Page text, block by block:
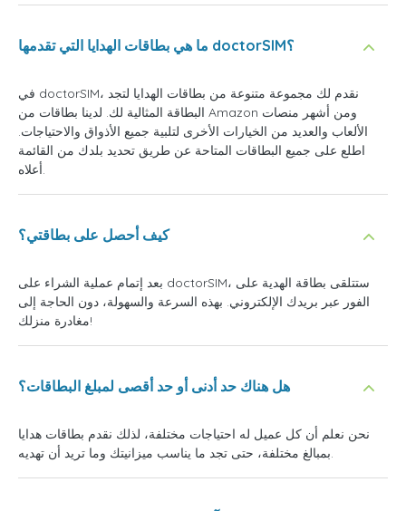
ما هي بطاقات الهدايا التي تقدمها doctorSIM؟
في doctorSIM، نقدم لك مجموعة متنوعة من بطاقات الهدايا لتجد
البطاقة المثالية لك. لدينا بطاقات من Amazon ومن أشهر منصات
الألعاب والعديد من الخيارات الأخرى لتلبية جميع الأذواق والاحتياجات.
اطلع على جميع البطاقات المتاحة عن طريق تحديد بلدك من القائمة
أعلاه.
كيف أحصل على بطاقتي؟
بعد إتمام عملية الشراء على doctorSIM، ستتلقى بطاقة الهدية على
الفور عبر بريدك الإلكتروني. بهذه السرعة والسهولة، دون الحاجة إلى
مغادرة منزلك!
هل هناك حد أدنى أو حد أقصى لمبلغ البطاقات؟
نحن نعلم أن كل عميل له احتياجات مختلفة، لذلك نقدم بطاقات هدايا
بمبالغ مختلفة، حتى تجد ما يناسب ميزانيتك وما تريد أن تهديه.